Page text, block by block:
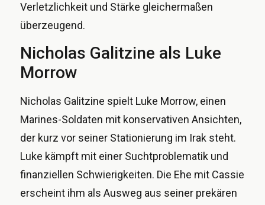
Verletzlichkeit und Stärke gleichermaßen
überzeugend.
Nicholas Galitzine als Luke
Morrow
Nicholas Galitzine spielt Luke Morrow, einen
Marines-Soldaten mit konservativen Ansichten,
der kurz vor seiner Stationierung im Irak steht.
Luke kämpft mit einer Suchtproblematik und
finanziellen Schwierigkeiten. Die Ehe mit Cassie
erscheint ihm als Ausweg aus seiner prekären